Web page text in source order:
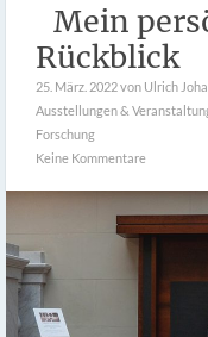
Mein
Rückblick
25. März. 2022von Ulrich
Ausstellungen &
Forschung
Keine Kommentare